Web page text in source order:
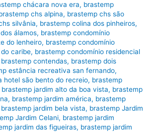
chácara nova era, brastemp
chs alpina, brastemp chs são
silvânia, brastemp colina dos pinheiros,
álamos, brastemp condomínio
do lenheiro, brastemp condomínio
caribe, brastemp condomínio residencial
brastemp contendas, brastemp dois
estância recreativa san fernando,
hotel são bento do recreio, brastemp
brastemp jardim alto da boa vista, brastemp
, brastemp jardim américa, brastemp
brastemp jardim bela vista, brastemp Jardim
Jardim Celani, brastemp jardim
jardim das figueiras, brastemp jardim